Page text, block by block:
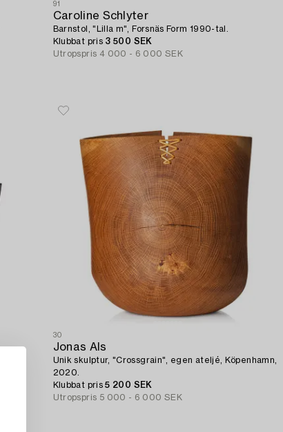
91
Caroline Schlyter
Barnstol, "Lilla m", Forsnäs Form 1990-tal.
Klubbat pris 3 500 SEK
Utropspris 4 000 - 6 000 SEK
30
Jonas Als
Unik skulptur, "Crossgrain", egen ateljé, Köpenhamn,
2020.
Klubbat pris5 200 SEK
Utropspris 5 000 - 6 000 SEK